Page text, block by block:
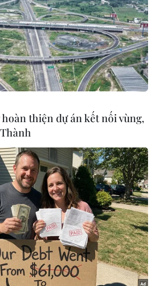
công nghiệp lần thứ tư
nhân dân
#Hồ sơ sức khỏe điện tử
tế
Tp. Hồ Chí Minh
thiện dự án kết nối vùng,